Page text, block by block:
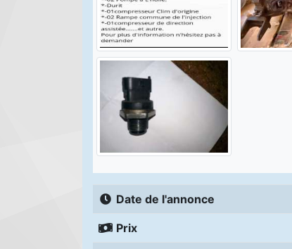
Date de l'annonce
Prix